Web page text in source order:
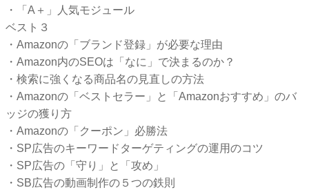
・「A＋」人気モジュール
ベスト３
・Amazonの「ブランド登録」が必要な理由
・Amazon内のSEOは「なに」で決まるのか？
・検索に強くなる商品名の見直しの方法
・Amazonの「ベストセラー」と「Amazonおすすめ」のバ
ッジの獲り方
・Amazonの「クーポン」必勝法
・SP広告のキーワードターゲティングの運用のコツ
・SP広告の「守り」と「攻め」
・SB広告の動画制作の５つの鉄則